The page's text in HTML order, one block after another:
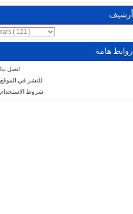
أرشيف
روابط هامة
اتصل بنا
للنشر في الموقع
شروط الاستخدام